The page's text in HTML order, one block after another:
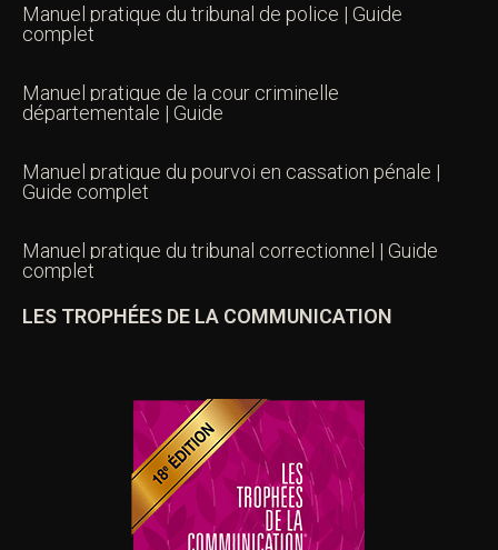
Manuel pratique du tribunal de police | Guide
complet
Manuel pratique de la cour criminelle
départementale | Guide
Manuel pratique du pourvoi en cassation pénale |
Guide complet
Manuel pratique du tribunal correctionnel | Guide
complet
LES TROPHÉES DE LA COMMUNICATION